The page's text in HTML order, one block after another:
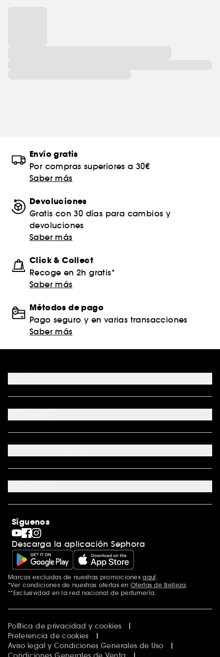
Envío gratis
Por compras superiores a 30€
Saber más
Devoluciones
Gratis con 30 días para cambios y
devoluciones
Saber más
Click & Collect
Recoge en 2h gratis*
Saber más
Métodos de pago
Pago seguro y en varias transacciones
Saber más
FAQ
Formas de pago
Tarjeta regalo física
Tarjeta regalo para empresas
Mapa del sitio
Seguimiento del pedido
Programa de Fidelidad
Trabaja con nosotros
Blog de Sephora
Descubrir Sephora
Código promocional Sephora
Rebajas
San Valentín
Día del Padre
Premio Sephora
Día de la Madre
Calendario Adviento
Singles' Day
Black Friday
Cyber Monday
Síguenos
Descarga la aplicación Sephora
Marcas excluidas de nuestras promocionesaquí.
*Ver condiciones de nuestras ofertas en Ofertas de Belleza.
**Exclusividad en la red nacional de perfumería.
Política de privacidad y cookies
Preferencia de cookies
Aviso legal y Condiciones Generales de Uso